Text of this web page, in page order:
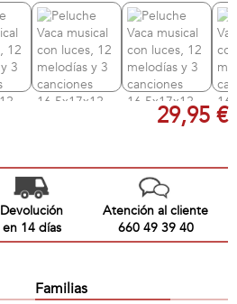
29,95 €
Devolución
en 14 días
Atención al cliente
660 49 39 40
Familias